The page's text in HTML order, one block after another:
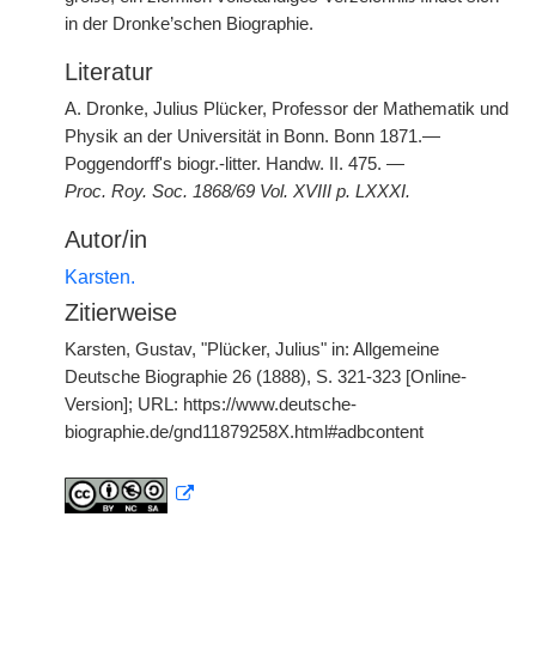
in der Dronke’schen Biographie.
Literatur
A. Dronke, Julius Plücker, Professor der Mathematik und
Physik an der Universität in Bonn. Bonn 1871.—
Poggendorff's biogr.-litter. Handw. II. 475. —
Proc. Roy. Soc. 1868/69 Vol. XVIII p. LXXXI.
Autor/in
Karsten.
Zitierweise
Karsten, Gustav, "Plücker, Julius" in: Allgemeine
Deutsche Biographie 26 (1888), S. 321-323 [Online-
Version]; URL: https://www.deutsche-
biographie.de/gnd11879258X.html#adbcontent